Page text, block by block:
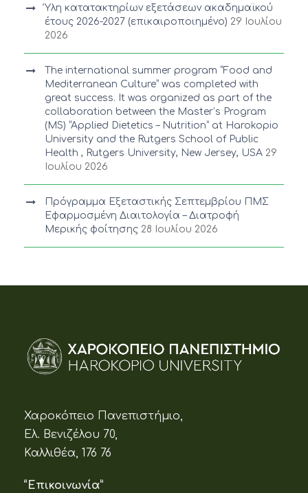
Ύλη κατατακτηρίων εξετάσεων ακαδημαϊκού
έτους 2026-2027 (επικαιροποιημένο) 29 Ιουλίου
2026
The international summer program “Food and
Mediterranean Culture” was completed with
great success. It was organized as part of the
collaboration between the Master’s Program
(MS) “Applied Dietetics – Nutrition” at Harokopio
University and the Rutgers School of Public
Health , Rutgers University, New Jersey, USA 29
Ιουλίου 2026
Πρόγραμμα Εξεταστικής Σεπτεμβρίου ΠΜΣ
Εφαρμοσμένη Διαιτολογία – Διατροφή
Μερικής φοίτησης 28 Ιουλίου 2026
Χαροκόπειο Πανεπιστήμιο,
Ελ. Βενιζέλου 70,
Καλλιθέα, 176 76
“Επικοινωνία”